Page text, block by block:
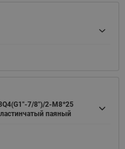
7/8")/2-M8*25
паяный